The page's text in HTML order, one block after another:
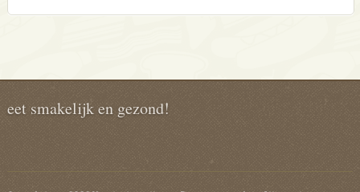
eet smakelijk en gezond!